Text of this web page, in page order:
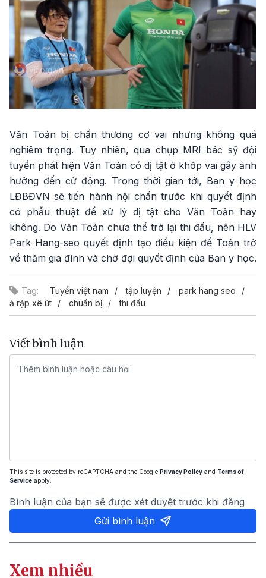
Văn Toản bị chấn thương cơ vai nhưng không quá
nghiêm trọng. Tuy nhiên, qua chụp MRI bác sỹ đội
tuyển phát hiện Văn Toản có dị tật ở khớp vai gây ảnh
hưởng đến cử động. Trong thời gian tới, Ban y học
LĐBĐVN sẽ tiến hành hội chẩn trước khi quyết định
có phẫu thuật để xử lý dị tật cho Văn Toản hay
không. Do Văn Toản chưa thể trở lại thi đấu, nên HLV
Park Hang-seo quyết định tạo điều kiện để Toản trở
về thăm gia đình và chờ đợi quyết định của Ban y học.
Tag: Tuyển việt nam tập luyện
park hang seo
ả rập xê út
chuẩn bị thi đấu
Viết bình luận
This site is protected by reCAPTCHA and the Google Privacy Policy and Terms of
Service apply.
Bình luận của bạn sẽ được xét duyệt trước khi đăng
Gửi bình luận
Xem nhiều